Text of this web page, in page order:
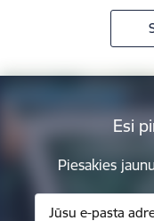
Esi
Piesakies